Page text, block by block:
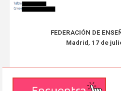
FEDERACIÓN DE
Madrid, 17 de